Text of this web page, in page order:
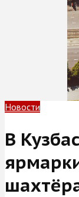
Новости
В